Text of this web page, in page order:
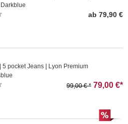
ab 79,90 €
5 pocket Jeans | Lyon Premium
99,00 € * 79,00 €*